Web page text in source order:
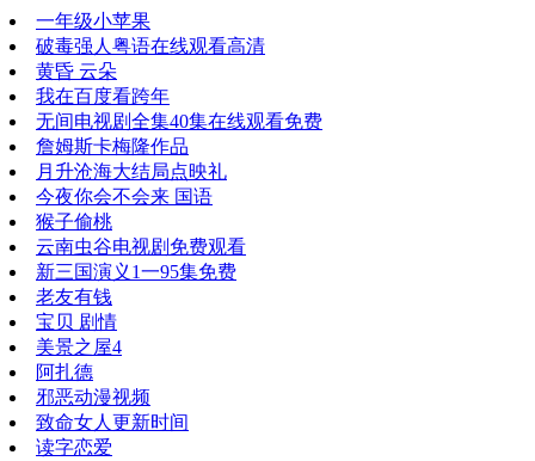
一年级小苹果
破毒强人粤语在线观看高清
黄昏 云朵
我在百度看跨年
无间电视剧全集40集在线观看免费
詹姆斯卡梅隆作品
月升沧海大结局点映礼
今夜你会不会来 国语
猴子偷桃
云南虫谷电视剧免费观看
新三国演义1一95集免费
老友有钱
宝贝 剧情
美景之屋4
阿扎德
邪恶动漫视频
致命女人更新时间
读字恋爱